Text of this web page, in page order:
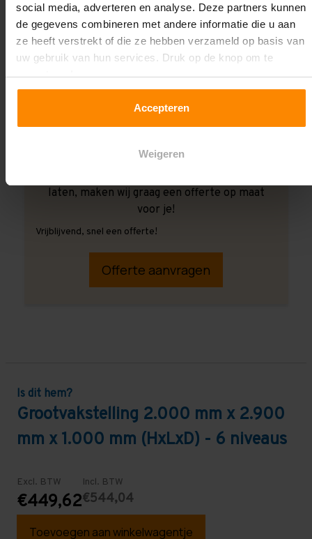
social media, adverteren en analyse. Deze partners kunnen
de gegevens combineren met andere informatie die u aan
ze heeft verstrekt of die ze hebben verzameld op basis van
uw gebruik van hun services. Druk op de knop om te
accepteren!
Accepteren
Weigeren
laten, maken wij graag een offerte op maat
voor je!
Vrijblijvend, snel een offerte!
Offerte aanvragen
Is dit hem?
Grootvakstelling 2.000 mm x 2.900
mm x 1.000 mm (HxLxD) - 6 niveaus
Excl. BTW
€449,62
Incl. BTW
€544,04
Toevoegen aan winkelwagentje